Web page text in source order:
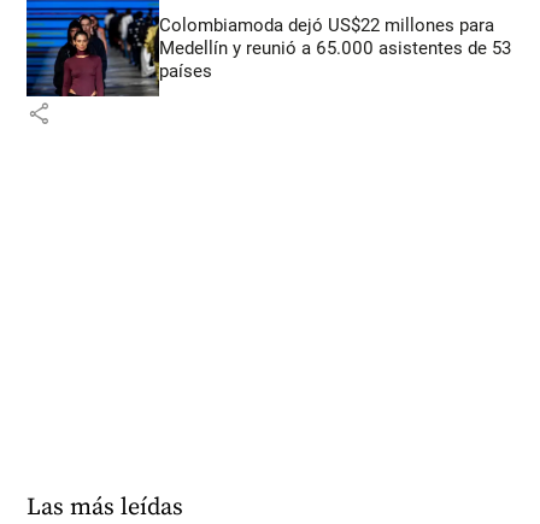
Colombiamoda dejó US$22 millones para
Medellín y reunió a 65.000 asistentes de 53
países
share
Las más leídas